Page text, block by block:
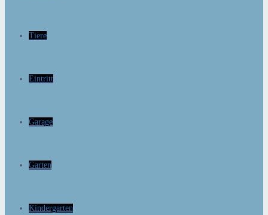
Tiere
Eintritt
Garage
Garten
Kindergarten